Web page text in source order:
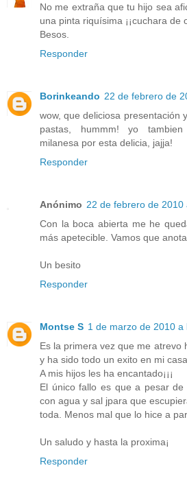
No me extraña que tu hijo sea
una pinta riquísima ¡¡cuchara de
Besos.
Responder
Borinkeando 22 de febrero de
wow, que deliciosa presentación
pastas, hummm! yo
milanesa por esta delicia, jajja!
Responder
Anónimo 22 de febrero de 2010
Con la boca abierta me he
más apetecible. Vamos que
Un besito
Responder
Montse S 1 de marzo de 2010 a
Es la primera vez que me atrevo
y ha sido todo un exito en mi
A mis hijos les ha encantado¡¡¡
El único fallo es que a pesar
con agua y sal jpara que
toda. Menos mal que lo hice a
Un saludo y hasta la proxima¡
Responder